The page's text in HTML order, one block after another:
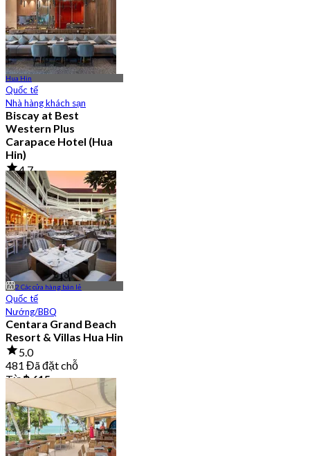
Hua Hin
Quốc tế
Nhà hàng khách sạn
Biscay at Best
Western Plus
Carapace Hotel (Hua
Hin)
4.7
79 Đã đặt chỗ
Từ฿ 425
2 Các cửa hàng bán lẻ
Quốc tế
Nướng/BBQ
Centara Grand Beach
Resort & Villas Hua Hin
5.0
481 Đã đặt chỗ
Từ฿ 615